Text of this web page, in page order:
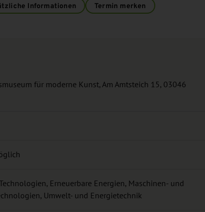
Informationen Termin merken
für moderne Kunst, Am Amtsteich 15, 03046
Erneuerbare Energien, Maschinen- und
Umwelt- und Energietechnik